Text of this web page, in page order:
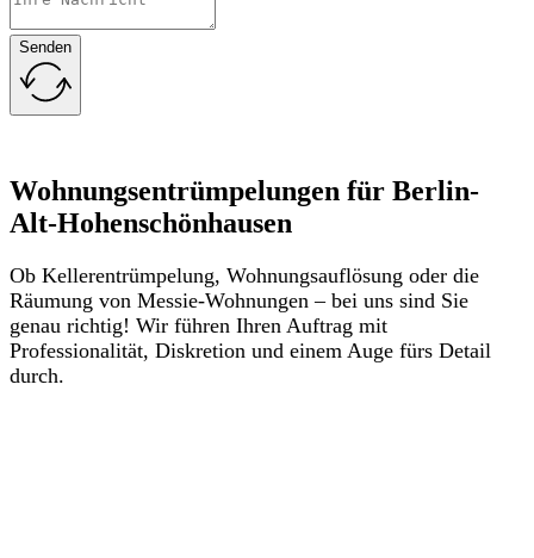
Senden
Wohnungsentrümpelungen für Berlin-
Alt-Hohenschönhausen
Ob Kellerentrümpelung, Wohnungsauflösung oder die
Räumung von Messie-Wohnungen – bei uns sind Sie
genau richtig! Wir führen Ihren Auftrag mit
Professionalität, Diskretion und einem Auge fürs Detail
durch.